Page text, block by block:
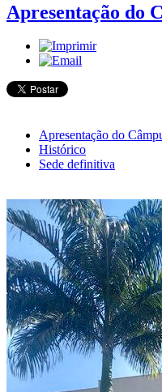
Apresentação do
Apresentação do
Histórico
Sede definitiva